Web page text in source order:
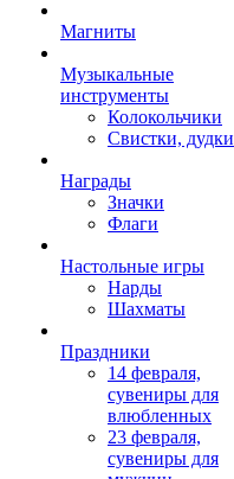
Магниты
Музыкальные
инструменты
Колокольчики
Свистки, дудки
Награды
Значки
Флаги
Настольные игры
Нарды
Шахматы
Праздники
14 февраля,
сувениры для
влюбленных
23 февраля,
сувениры для